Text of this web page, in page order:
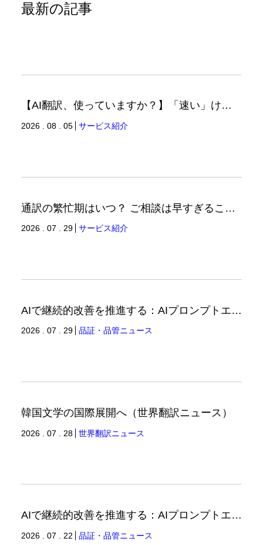
最新の記事
【AI翻訳、使っていますか？】「速い」けど「正しい」は別の話（翻訳ブログ）
2026 . 08 . 05 サービス紹介
通訳の繁忙期はいつ？ ご相談は早すぎることはありません。（通訳ブログ）
2026 . 07 . 29 サービス紹介
AIで継続的改善を推進する：AIプロンプトエンジニアリングへの品質思考の適用-3（品証品管ニュース）
2026 . 07 . 29 品証・品管ニュース
韓国文学の国際展開へ（世界翻訳ニュース）
2026 . 07 . 28 世界翻訳ニュース
AIで継続的改善を推進する：AIプロンプトエンジニアリングへの品質思考の適用-2（品証品管ニュース）
2026 . 07 . 22 品証・品管ニュース